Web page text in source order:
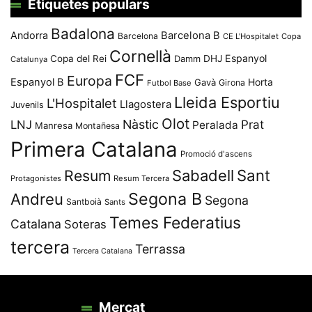
Etiquetes populars
Andorra Badalona Barcelona Barcelona B CE L'Hospitalet Copa
Catalunya Copa del Rei Cornellà Damm DHJ Espanyol
Espanyol B Europa FCF Futbol Base Gavà Girona Horta
Juvenils L'Hospitalet Llagostera Lleida Esportiu
LNJ Manresa Montañesa Nàstic Olot Peralada Prat
Primera Catalana Promoció d'ascens
Protagonistes Resum Resum Tercera Sabadell Sant
Andreu Santboià Sants Segona B Segona
Catalana Soteras Temes Federatius
tercera Tercera Catalana Terrassa
Mercat